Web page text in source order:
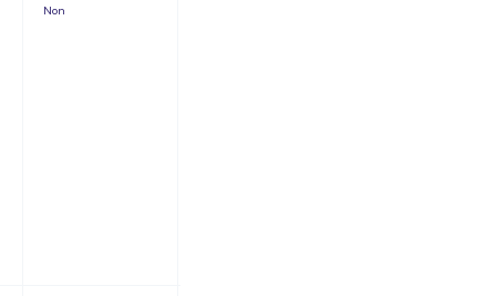
Non